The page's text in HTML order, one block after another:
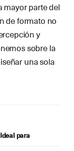
mayor parte del
de formato no
y
sobre la
una sola
Ideal para